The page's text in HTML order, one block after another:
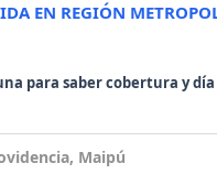
EN REGIÓN
para saber cobertura y día